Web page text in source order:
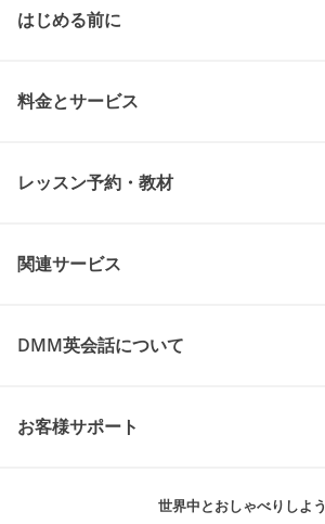
はじめる前に
料金とサービス
レッスン予約・教材
関連サービス
DMM英会話について
お客様サポート
世界中とおしゃべりしよう